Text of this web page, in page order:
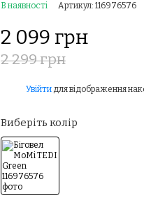
В наявності Артикул: 116976576
2 099 грн
2 299 грн
Увійти для відображення
Виберіть колір